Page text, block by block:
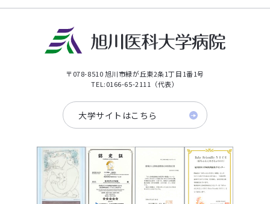
〒078-8510 旭川市緑が丘東2条1丁目1番1号
TEL:0166-65-2111（代表）
大学サイトはこちら